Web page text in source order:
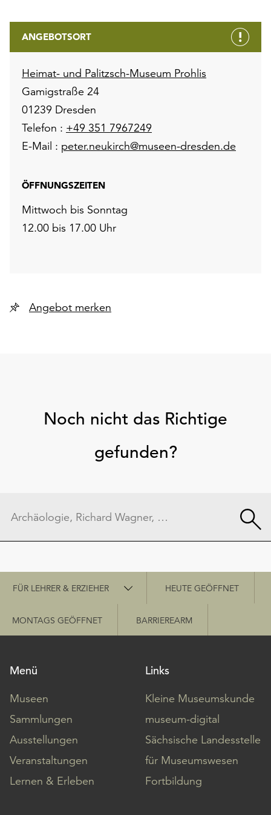
ANGEBOTSORT
Heimat- und Palitzsch-Museum Prohlis
Gamigstraße 24
01239 Dresden
Telefon : +49 351 7967249
E-Mail : peter.neukirch@museen-dresden.de
ÖFFNUNGSZEITEN
Mittwoch bis Sonntag
12.00 bis 17.00 Uhr
Angebot merken
Noch nicht das Richtige
gefunden?
Schnellzugriff
FÜR LEHRER & ERZIEHER HEUTE GEÖFFNET
MONTAGS GEÖFFNET BARRIEREARM
Menü
Museen
Sammlungen
Ausstellungen
Veranstaltungen
Lernen & Erleben
Links
Kleine Museumskunde
museum-digital
Sächsische Landesstelle
für Museumswesen
Fortbildung